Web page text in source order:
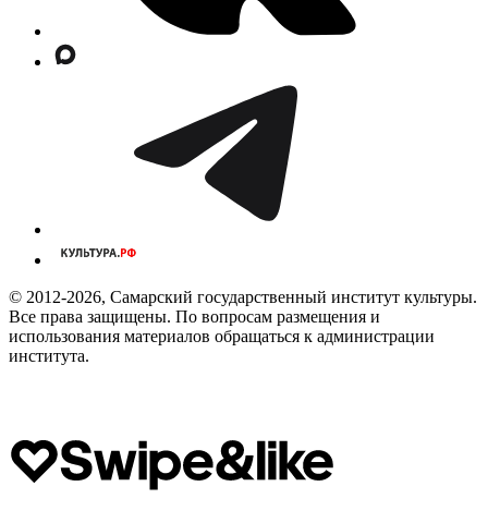
© 2012-2026, Самарский государственный институт культуры.
Все права защищены. По вопросам размещения и
использования материалов обращаться к администрации
института.